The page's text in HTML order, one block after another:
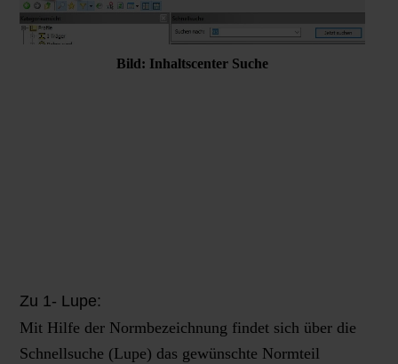
Bild: Inhaltscenter Suche
Zu 1- Lupe:
Mit Hilfe der Normbezeichnung findet sich über die
Schnellsuche (Lupe) das gewünschte Normteil